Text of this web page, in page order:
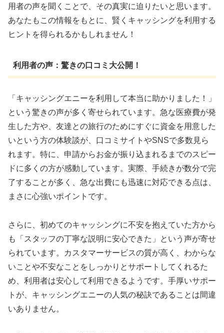
用者の声を聞くことで、その真実に迫りたいと思います。
あなたもこの情報をもとに、賢くキャッシングを利用する
ヒントを得られるかもしれません！
利用者の声：驚きの口コミ大公開！
「キャッシングエニーを利用して本当に助かりました！」
という驚きの声が多く寄せられています。急な医療費が発
生した方や、友達との旅行のためにすぐに資金を用意した
いという方の体験談が、口コミサイトやSNSで多数見ら
れます。特に、申請からお金が振り込まれるまでのスピー
ドに多くの方が感動しています。実際、手続きが数分で完
了することが多く、急な出費にも迅速に対応できる点は、
まさに心強いポイントです。
さらに、初めてのキャッシングに不安を抱えていた方から
も「スタッフの丁寧な説明に安心できた」という声が寄せ
られています。カスタマーサービスの質が高く、わからな
いことや不安なことをしっかりとサポートしてくれるた
め、利用者は安心して利用できるようです。手厚いサポー
トが、キャッシングエニーの人気の秘訣であることは間違
いありません。